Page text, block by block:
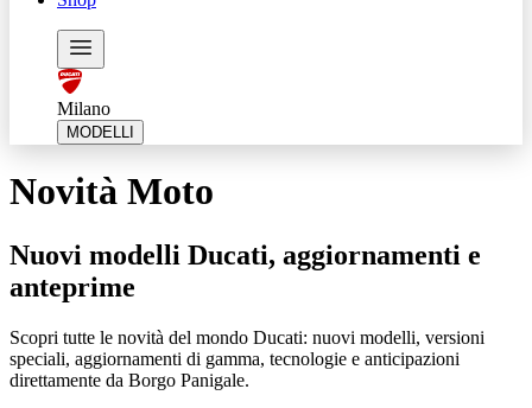
Milano
MODELLI
Novità Moto
Nuovi modelli Ducati, aggiornamenti e
anteprime
Scopri tutte le novità del mondo Ducati: nuovi modelli, versioni
speciali, aggiornamenti di gamma, tecnologie e anticipazioni
direttamente da Borgo Panigale.